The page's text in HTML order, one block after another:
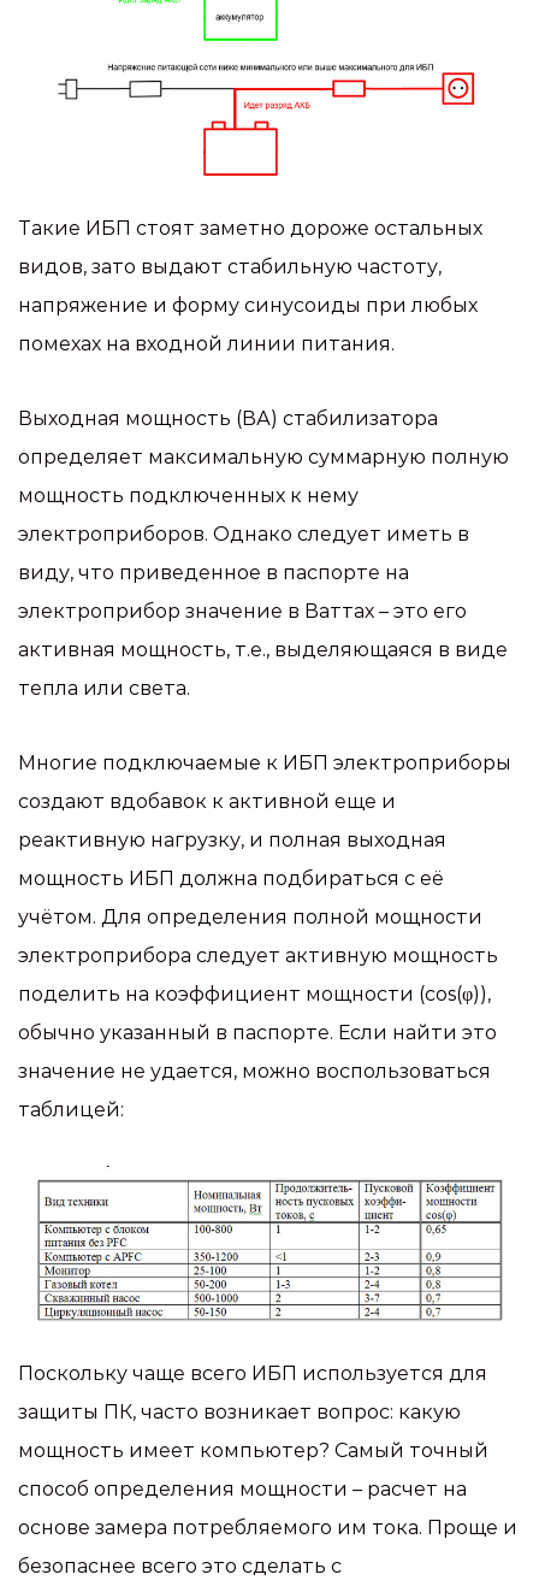
Такие ИБП стоят заметно дороже остальных
видов, зато выдают стабильную частоту,
напряжение и форму синусоиды при любых
помехах на входной линии питания.
Выходная мощность (ВА) стабилизатора
определяет максимальную суммарную полную
мощность подключенных к нему
электроприборов. Однако следует иметь в
виду, что приведенное в паспорте на
электроприбор значение в Ваттах – это его
активная мощность, т.е., выделяющаяся в виде
тепла или света.
Многие подключаемые к ИБП электроприборы
создают вдобавок к активной еще и
реактивную нагрузку, и полная выходная
мощность ИБП должна подбираться с её
учётом. Для определения полной мощности
электроприбора следует активную мощность
поделить на коэффициент мощности (cos(φ)),
обычно указанный в паспорте. Если найти это
значение не удается, можно воспользоваться
таблицей:
Поскольку чаще всего ИБП используется для
защиты ПК, часто возникает вопрос: какую
мощность имеет компьютер? Самый точный
способ определения мощности – расчет на
основе замера потребляемого им тока. Проще и
безопаснее всего это сделать с